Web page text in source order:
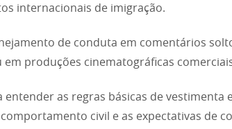
internacionais de imigração.
de conduta em comentários
em produções cinematográficas
entender as regras básicas de vestimenta
civil e as expectativas de